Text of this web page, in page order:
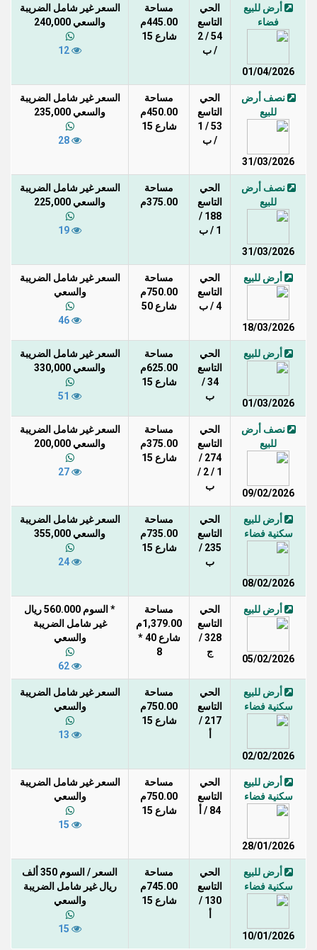
أرض للبيع
فضاء
01/04/2026
الحي
التاسع
54 / 2
/ ب
مساحة
445.00م
شارع 15
السعر غير شامل الضريبة
والسعي 240,000
نصف أرض
للبيع
31/03/2026
الحي
التاسع
53 / 1
/ ب
مساحة
450.00م
شارع 15
السعر غير شامل الضريبة
والسعي 235,000
نصف أرض
للبيع
31/03/2026
الحي
التاسع
188 /
1 / ب
مساحة
375.00م
السعر غير شامل الضريبة
والسعي 225,000
أرض للبيع
18/03/2026
الحي
التاسع
4 / ب
مساحة
750.00م
شارع 50
السعر غير شامل الضريبة
والسعي
أرض للبيع
01/03/2026
الحي
التاسع
34 /
ب
مساحة
625.00م
شارع 15
السعر غير شامل الضريبة
والسعي 330,000
نصف أرض
للبيع
09/02/2026
الحي
التاسع
274 /
1 / 2 /
ب
مساحة
375.00م
شارع 15
السعر غير شامل الضريبة
والسعي 200,000
أرض للبيع
سكنية فضاء
08/02/2026
الحي
التاسع
235 /
ب
مساحة
735.00م
شارع 15
السعر غير شامل الضريبة
والسعي 355,000
أرض للبيع
05/02/2026
الحي
التاسع
328 /
ج
مساحة
1,379.00م
شارع 40 *
8
* السوم 560.000 ريال
غير شامل الضريبة
والسعي
أرض للبيع
سكنية فضاء
02/02/2026
الحي
التاسع
217 /
مساحة
750.00م
شارع 15
السعر غير شامل الضريبة
والسعي
أرض للبيع
سكنية فضاء
28/01/2026
الحي
التاسع
84 / أ
مساحة
750.00م
شارع 15
السعر غير شامل الضريبة
والسعي
أرض للبيع
سكنية فضاء
10/01/2026
الحي
التاسع
130 /
مساحة
745.00م
شارع 15
السعر / السوم 350 ألف
ريال غير شامل الضريبة
والسعي